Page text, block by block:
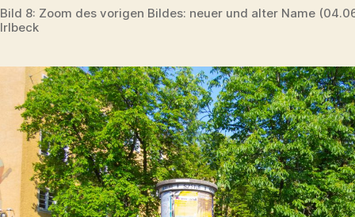
Bild 8: Zoom des vorigen Bildes: neuer und alter Name
Irlbeck